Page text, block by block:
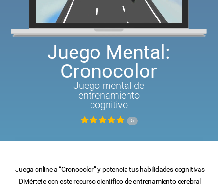
Juego Mental:
Cronocolor
Juego mental de
entrenamiento
cognitivo
5
Juega online a “Cronocolor” y potencia tus habilidades cognitivas
Diviértete con este recurso científico de entrenamiento cerebral